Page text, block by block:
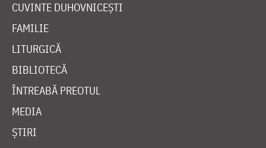
CUVINTE DUHOVNICEȘTI
FAMILIE
LITURGICĂ
BIBLIOTECĂ
ÎNTREABĂ PREOTUL
MEDIA
ȘTIRI